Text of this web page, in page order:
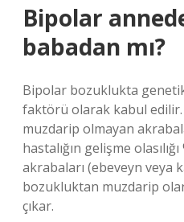
Bipolar
babadan mı?
Bipolar bozuklukta
faktörü olarak kabul
muzdarip olmayan
hastalığın gelişme
akrabaları (ebeveyn veya
bozukluktan muzdarip
çıkar.